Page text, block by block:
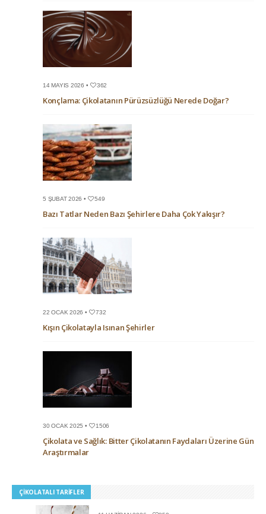
14 MAYIS 2026 • 362
Konçlama: Çikolatanın Pürüzsüzlüğü Nerede Doğar?
5 ŞUBAT 2026 • 549
Bazı Tatlar Neden Bazı Şehirlere Daha Çok Yakışır?
22 OCAK 2026 • 732
Kışın Çikolatayla Isınan Şehirler
30 OCAK 2025 • 1506
Çikolata ve Sağlık: Bitter Çikolatanın Faydaları Üzerine Güncel
Araştırmalar
ÇIKOLATALI TARIFLER